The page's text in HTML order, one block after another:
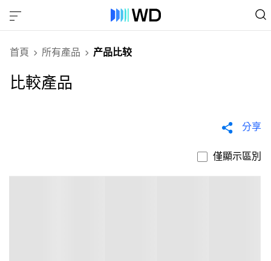
首頁 所有產品 产品比较
比較產品
分享
僅顯示區別